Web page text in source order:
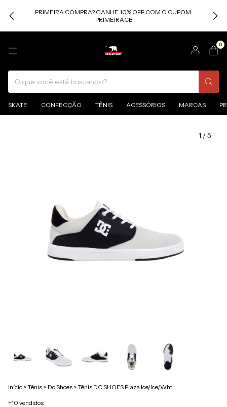
PRIMEIRA COMPRA? GANHE 10% OFF COM O CUPOM:
PRIMEIRACB
0
SKATE CONFECÇÃO TÊNIS ACESSÓRIOS MARCAS
1 /5
Início > Tênis > Dc Shoes > Tênis DC SHOES Plaza Ice/Ice/Wht
+10 vendidos